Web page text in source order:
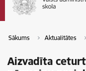
Sākums Aktualitātes
Aizvadīta